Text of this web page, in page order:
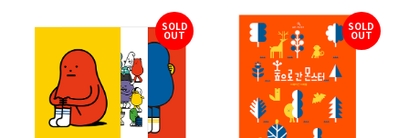
SOLD
OUT
SOLD
OUT